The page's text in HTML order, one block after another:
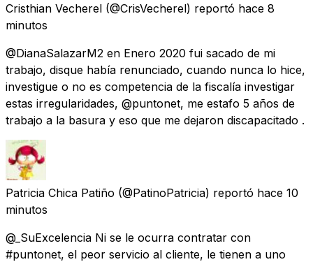
Cristhian Vecherel (@CrisVecherel) reportó hace 8
minutos
@DianaSalazarM2 en Enero 2020 fui sacado de mi
trabajo, disque había renunciado, cuando nunca lo hice,
investigue o no es competencia de la fiscalía investigar
estas irregularidades, @puntonet, me estafo 5 años de
trabajo a la basura y eso que me dejaron discapacitado .
Patricia Chica Patiño (@PatinoPatricia) reportó hace 10
minutos
@_SuExcelencia Ni se le ocurra contratar con
#puntonet, el peor servicio al cliente, le tienen a uno